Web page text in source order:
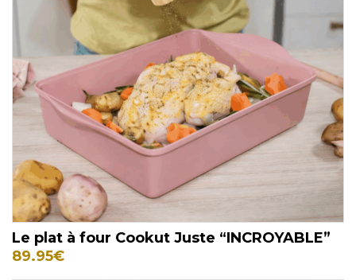
Le plat à four Cookut Juste “INCROYABLE”
89.95€